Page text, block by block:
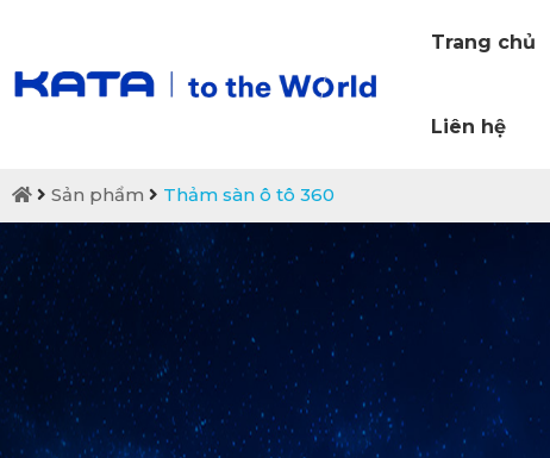
Trang chủ
Liên hệ
Sản phẩm Thảm sàn ô tô 360